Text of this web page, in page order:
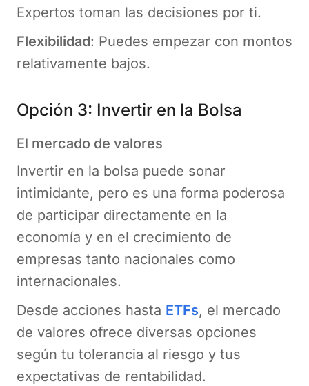
Expertos toman las decisiones por ti.
Flexibilidad: Puedes empezar con montos
relativamente bajos.
Opción 3: Invertir en la Bolsa
El mercado de valores
Invertir en la bolsa puede sonar
intimidante, pero es una forma poderosa
de participar directamente en la
economía y en el crecimiento de
empresas tanto nacionales como
internacionales.
Desde acciones hasta ETFs, el mercado
de valores ofrece diversas opciones
según tu tolerancia al riesgo y tus
expectativas de rentabilidad.